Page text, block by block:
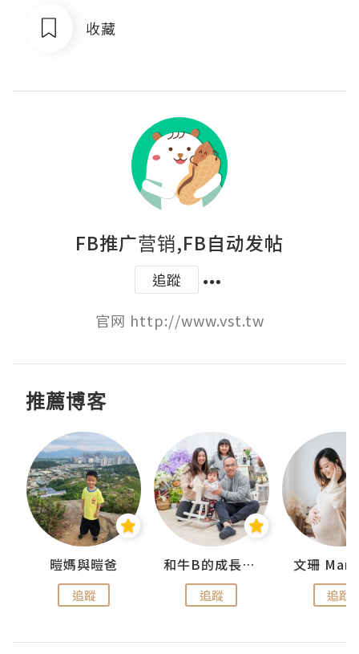
收藏
FB推广营销,FB自动发帖
追蹤
官网 http://www.vst.tw
推薦博客
暟媽與暟爸
追蹤
和牛B的成長日記
追蹤
文珊
追蹤